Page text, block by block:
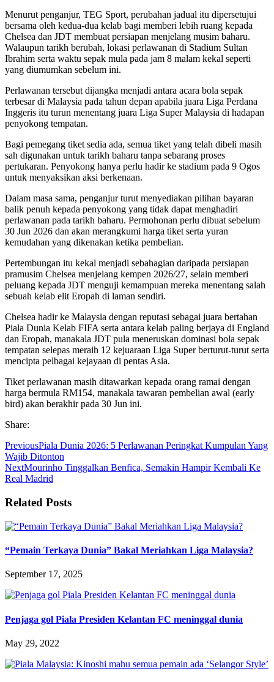
Menurut penganjur, TEG Sport, perubahan jadual itu dipersetujui
bersama oleh kedua-dua kelab bagi memberi lebih ruang kepada
Chelsea dan JDT membuat persiapan menjelang musim baharu.
Walaupun tarikh berubah, lokasi perlawanan di Stadium Sultan
Ibrahim serta waktu sepak mula pada jam 8 malam kekal seperti
yang diumumkan sebelum ini.
Perlawanan tersebut dijangka menjadi antara acara bola sepak
terbesar di Malaysia pada tahun depan apabila juara Liga Perdana
Inggeris itu turun menentang juara Liga Super Malaysia di hadapan
penyokong tempatan.
Bagi pemegang tiket sedia ada, semua tiket yang telah dibeli masih
sah digunakan untuk tarikh baharu tanpa sebarang proses
pertukaran. Penyokong hanya perlu hadir ke stadium pada 9 Ogos
untuk menyaksikan aksi berkenaan.
Dalam masa sama, penganjur turut menyediakan pilihan bayaran
balik penuh kepada penyokong yang tidak dapat menghadiri
perlawanan pada tarikh baharu. Permohonan perlu dibuat sebelum
30 Jun 2026 dan akan merangkumi harga tiket serta yuran
kemudahan yang dikenakan ketika pembelian.
Pertembungan itu kekal menjadi sebahagian daripada persiapan
pramusim Chelsea menjelang kempen 2026/27, selain memberi
peluang kepada JDT menguji kemampuan mereka menentang salah
sebuah kelab elit Eropah di laman sendiri.
Chelsea hadir ke Malaysia dengan reputasi sebagai juara bertahan
Piala Dunia Kelab FIFA serta antara kelab paling berjaya di England
dan Eropah, manakala JDT pula meneruskan dominasi bola sepak
tempatan selepas meraih 12 kejuaraan Liga Super berturut-turut serta
mencipta pelbagai kejayaan di pentas Asia.
Tiket perlawanan masih ditawarkan kepada orang ramai dengan
harga bermula RM154, manakala tawaran pembelian awal (early
bird) akan berakhir pada 30 Jun ini.
Share:
PreviousPiala Dunia 2026: 5 Perlawanan Peringkat Kumpulan Yang
Wajib Ditonton
NextMourinho Tinggalkan Benfica, Semakin Hampir Kembali Ke
Real Madrid
Related Posts
“Pemain Terkaya Dunia” Bakal Meriahkan Liga Malaysia?
September 17, 2025
Penjaga gol Piala Presiden Kelantan FC meninggal dunia
May 29, 2022